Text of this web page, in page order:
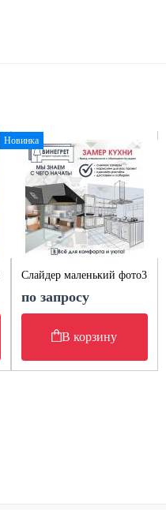
Новинка
Слайдер маленький фото3
по запросу
В корзину